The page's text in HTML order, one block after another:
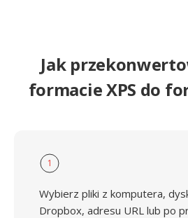
Jak
formacie XPS do
1
Wybierz pliki z komputera,
Dropbox, adresu URL lub po